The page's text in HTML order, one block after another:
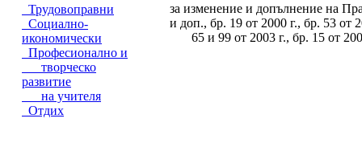
Трудовоправни
Социално-
икономически
Професионално и
творческо
развитие
на учителя
Отдих
за изменение и допълнение на
и доп., бр. 19 от 2000 г., бр. 53 от
65 и 99 от 2003 г., бр. 15 от